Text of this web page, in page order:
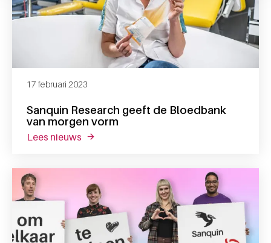
Sanquin Research geeft de Bloedbank
van morgen vorm
17 februari 2023
lees nieuws over sanquin research geeft de bloedbank